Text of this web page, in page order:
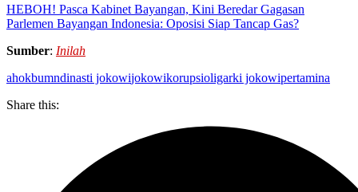
HEBOH! Pasca Kabinet Bayangan, Kini Beredar Gagasan
Parlemen Bayangan Indonesia: Oposisi Siap Tancap Gas?
Sumber: Inilah
ahokbumndinasti jokowijokowikorupsioligarki jokowipertamina
Share this: